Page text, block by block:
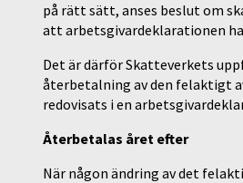
på rätt sätt, anses beslut om
att arbetsgivardeklarationen
Det är därför Skatteverkets
återbetalning av den felaktigt
redovisats i en
Återbetalas året efter
När någon ändring av det